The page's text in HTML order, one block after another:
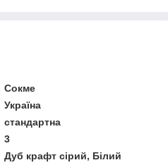
Сокме
Україна
стандартна
3
Дуб крафт сірий, Білий